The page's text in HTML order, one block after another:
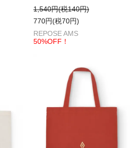
1,540円(税140円)
770円(税70円)
REPOSE AMS
50%OFF！